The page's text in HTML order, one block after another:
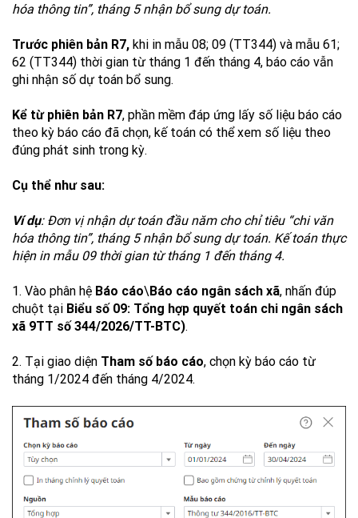
hóa thông tin”, tháng 5 nhận bổ sung dự toán.
Trước phiên bản R7, khi in mẫu 08; 09 (TT344) và mẫu 61;
62 (TT344) thời gian từ tháng 1 đến tháng 4, báo cáo vẫn
ghi nhận số dự toán bổ sung.
Kể từ phiên bản R7, phần mềm đáp ứng lấy số liệu báo cáo
theo kỳ báo cáo đã chọn, kế toán có thể xem số liệu theo
đúng phát sinh trong kỳ.
Cụ thể như sau:
Ví dụ: Đơn vị nhận dự toán đầu năm cho chỉ tiêu “chi văn
hóa thông tin”, tháng 5 nhận bổ sung dự toán. Kế toán thực
hiện in mẫu 09 thời gian từ tháng 1 đến tháng 4.
1. Vào phân hệ Báo cáo\Báo cáo ngân sách xã, nhấn đúp
chuột tại Biểu số 09: Tổng hợp quyết toán chi ngân sách
xã 9TT số 344/2026/TT-BTC).
2. Tại giao diện Tham số báo cáo, chọn kỳ báo cáo từ
tháng 1/2024 đến tháng 4/2024.